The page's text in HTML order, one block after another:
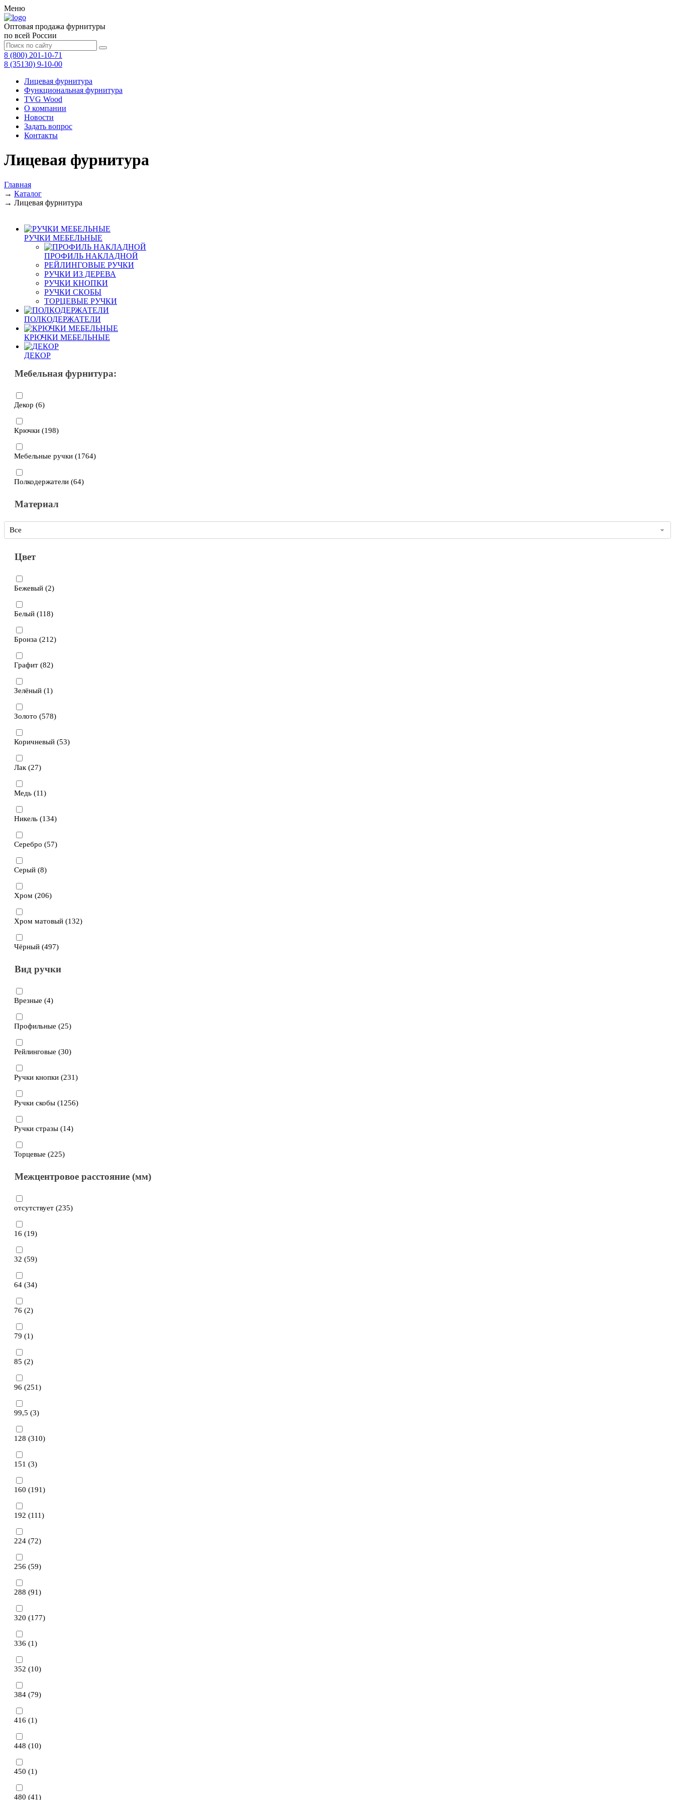
Меню
Оптовая продажа фурнитуры
по всей России
8 (800) 201-10-71
8 (35130) 9-10-00
Лицевая фурнитура
Функциональная фурнитура
TVG Wood
О компании
Новости
Задать вопрос
Контакты
Лицевая фурнитура
Главная
→ Каталог
→ Лицевая фурнитура
РУЧКИ МЕБЕЛЬНЫЕ
ПРОФИЛЬ НАКЛАДНОЙ
РЕЙЛИНГОВЫЕ РУЧКИ
РУЧКИ ИЗ ДЕРЕВА
РУЧКИ КНОПКИ
РУЧКИ СКОБЫ
ТОРЦЕВЫЕ РУЧКИ
ПОЛКОДЕРЖАТЕЛИ
КРЮЧКИ МЕБЕЛЬНЫЕ
ДЕКОР
Мебельная фурнитура:
Декор (6)
Крючки (198)
Мебельные ручки (1764)
Полкодержатели (64)
Материал
Все
Цвет
Бежевый (2)
Белый (118)
Бронза (212)
Графит (82)
Зелёный (1)
Золото (578)
Коричневый (53)
Лак (27)
Медь (11)
Никель (134)
Серебро (57)
Серый (8)
Хром (206)
Хром матовый (132)
Чёрный (497)
Вид ручки
Врезные (4)
Профильные (25)
Рейлинговые (30)
Ручки кнопки (231)
Ручки скобы (1256)
Ручки стразы (14)
Торцевые (225)
Межцентровое расстояние (мм)
отсутствует (235)
16 (19)
32 (59)
64 (34)
76 (2)
79 (1)
85 (2)
96 (251)
99,5 (3)
128 (310)
151 (3)
160 (191)
192 (111)
224 (72)
256 (59)
288 (91)
320 (177)
336 (1)
352 (10)
384 (79)
416 (1)
448 (10)
450 (1)
480 (41)